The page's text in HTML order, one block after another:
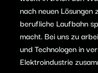
nach neuen Lösungen
berufliche Laufbahn
macht. Bei uns zu
und Technologen in
Elektroindustrie